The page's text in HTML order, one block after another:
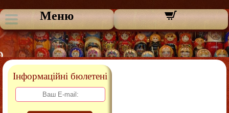
Меню
Інформаційні бюлетені